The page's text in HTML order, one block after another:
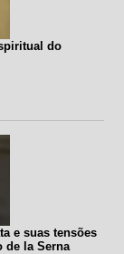
do
e suas tensões
de la Serna